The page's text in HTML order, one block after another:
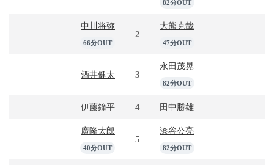
82分OUT
中川将弥
66分OUT
2
大熊克哉
47分OUT
酒井健太 3
永田茂晃
82分OUT
伊藤鐘平 4 田中勝雄
廣隆太郎
40分OUT
5
漆谷公亮
82分OUT